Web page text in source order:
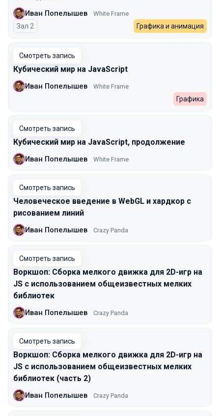
Иван Попелышев White Frame
Зал 2 Графика и анимация
Смотреть запись
Кубический мир на JavaScript
Иван Попелышев White Frame
Графика
Смотреть запись
Кубический мир на JavaScript, продолжение
Иван Попелышев White Frame
Смотреть запись
Человеческое введение в WebGL и хардкор с
рисованием линий
Иван Попелышев Crazy Panda
Смотреть запись
Воркшоп: Сборка мелкого движка для 2D-игр на
JS с использованием общеизвестных мелких
библиотек
Иван Попелышев Crazy Panda
Смотреть запись
Воркшоп: Сборка мелкого движка для 2D-игр на
JS с использованием общеизвестных мелких
библиотек (часть 2)
Иван Попелышев Crazy Panda